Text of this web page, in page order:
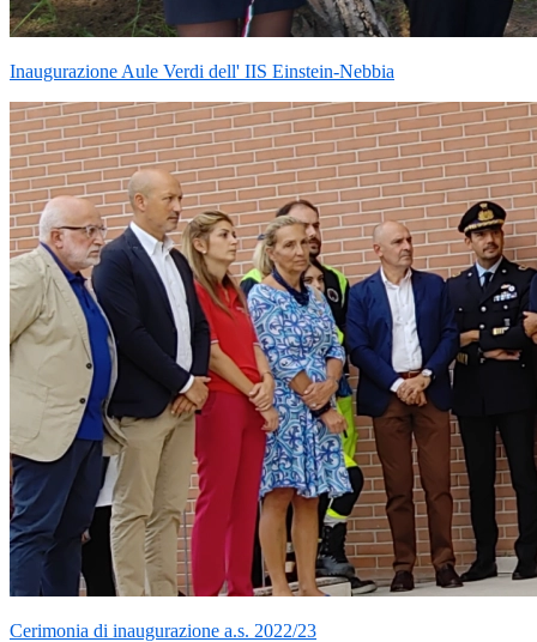
Inaugurazione Aule Verdi dell' IIS Einstein-Nebbia
Cerimonia di inaugurazione a.s. 2022/23